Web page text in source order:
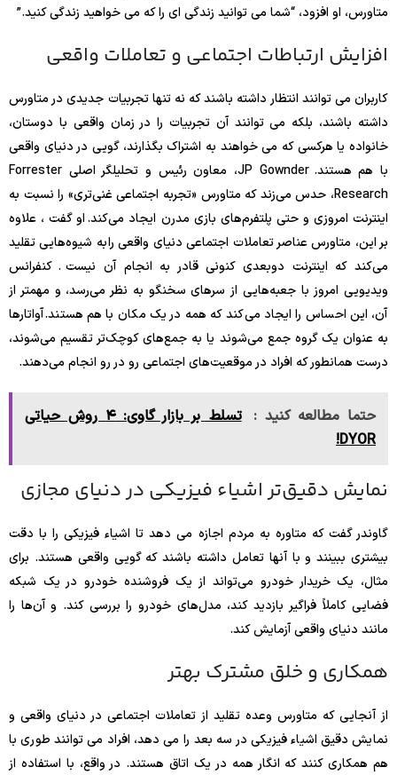
متاورس، او افزود، “شما می توانید زندگی ای را که می خواهید زندگی کنید.”
افزایش ارتباطات اجتماعی و تعاملات واقعی
کاربران می توانند انتظار داشته باشند که نه تنها تجربیات جدیدی در متاورس
داشته باشند، بلکه می توانند آن تجربیات را در زمان واقعی با دوستان،
خانواده یا هرکسی که می خواهند به اشتراک بگذارند، گویی در دنیای واقعی
با هم هستند. JP Gownder، معاون رئیس و تحلیلگر اصلی Forrester
Research، حدس می‌زند که متاورس «تجربه اجتماعی غنی‌تری» را نسبت به
اینترنت امروزی و حتی پلتفرم‌های بازی مدرن ایجاد می‌کند. او گفت ، علاوه
بر این، متاورس عناصر تعاملات اجتماعی دنیای واقعی را به شیوه‌هایی تقلید
می‌کند که اینترنت دوبعدی کنونی قادر به انجام آن نیست . کنفرانس
ویدیویی امروز با جعبه‌هایی از سرهای سخنگو به نظر می‌رسد، و مهمتر از
آن، این احساس را ایجاد می‌کند که همه در یک مکان با هم هستند. آواتارها
به عنوان یک گروه جمع می‌شوند یا به جمع‌های کوچک‌تر تقسیم می‌شوند،
درست همانطور که افراد در موقعیت‌های اجتماعی رو در رو انجام می‌دهند.
حتما مطالعه کنید :
تسلط بر بازار گاوی: ۴ روش حیاتی
DYOR!
نمایش دقیق‌تر اشیاء فیزیکی در دنیای مجازی
گاوندر گفت که متاوره به مردم اجازه می دهد تا اشیاء فیزیکی را با دقت
بیشتری ببینند و با آنها تعامل داشته باشند که گویی واقعی هستند. برای
مثال، یک خریدار خودرو می‌تواند از یک فروشنده خودرو در یک شبکه
فضایی کاملاً فراگیر بازدید کند، مدل‌های خودرو را بررسی کند. و آن‌ها را
مانند دنیای واقعی آزمایش کند.
همکاری و خلق مشترک بهتر
از آنجایی که متاورس وعده تقلید از تعاملات اجتماعی در دنیای واقعی و
نمایش دقیق اشیاء فیزیکی در سه بعد را می دهد، افراد می توانند طوری با
هم همکاری کنند که انگار همه در یک اتاق هستند. در واقع، با استفاده از